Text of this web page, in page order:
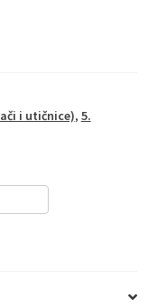
i utičnice), 5.